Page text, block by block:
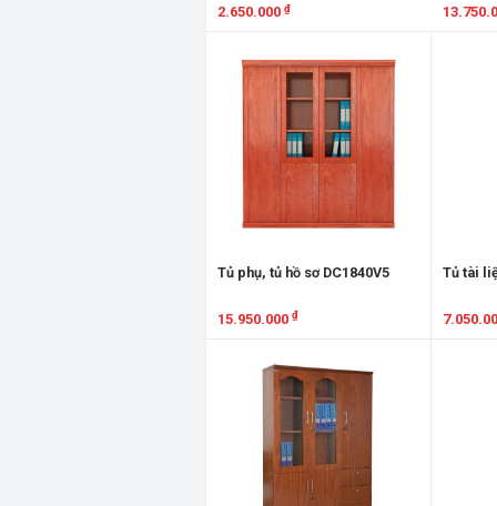
2.650.000 ₫
Tủ phụ, tủ hồ sơ DC1840V5
15.950.000 ₫
Tủ tài